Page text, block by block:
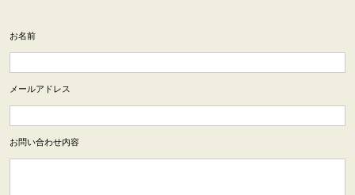
お名前
メールアドレス
お問い合わせ内容